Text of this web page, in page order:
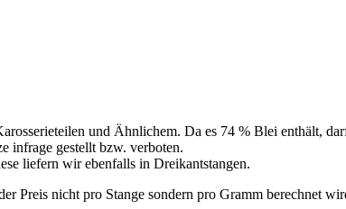
und Ähnlichem. Da es 74 % Blei enthält,
infrage gestellt bzw. verboten.
liefern wir ebenfalls in Dreikantstangen.
Preis nicht pro Stange sondern pro Gramm berechnet